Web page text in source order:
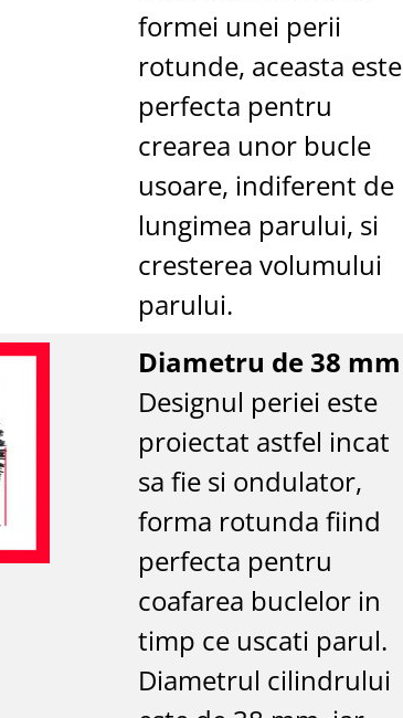
formei unei perii
rotunde, aceasta este
perfecta pentru
crearea unor bucle
usoare, indiferent de
lungimea parului, si
cresterea volumului
parului.
Diametru de 38 mm
Designul periei este
proiectat astfel incat
sa fie si ondulator,
forma rotunda fiind
perfecta pentru
coafarea buclelor in
timp ce uscati parul.
Diametrul cilindrului